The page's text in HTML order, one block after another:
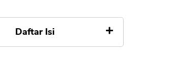
Daftar Isi